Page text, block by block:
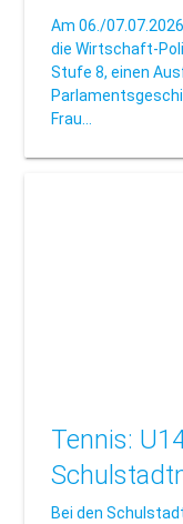
Am 06./
die Wirtschaft-
Stufe 8, einen
Frau…
Tennis:
Bei den